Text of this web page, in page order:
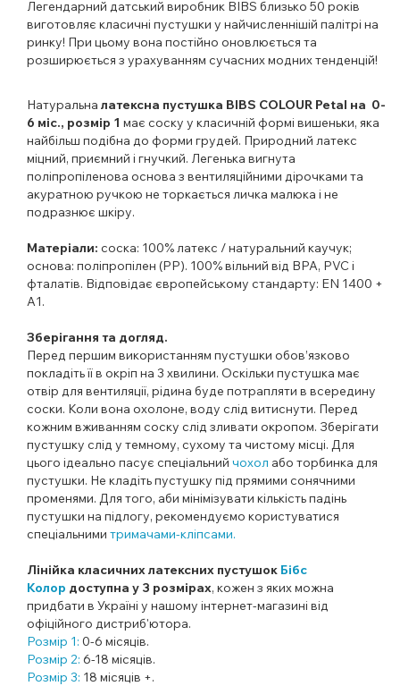
Легендарний датський виробник BIBS близько 50 років
виготовляє класичні пустушки у найчисленнішій палітрі на
ринку! При цьому вона постійно оновлюється та
розширюється з урахуванням сучасних модних тенденцій!
Натуральна латексна пустушка BIBS COLOUR Petal на 0-
6 міс., розмір 1 має соску у класичній формі вишеньки, яка
найбільш подібна до форми грудей. Природний латекс
міцний, приємний і гнучкий. Легенька вигнута
поліпропіленова основа з вентиляційними дірочками та
акуратною ручкою не торкається личка малюка і не
подразнює шкіру.
Матеріали: соска: 100% латекс / натуральний каучук;
основа: поліпропілен (PP). 100% вільний від BPA, PVC і
фталатів. Відповідає європейському стандарту: EN 1400 +
A1.
Зберігання та догляд.
Перед першим використанням пустушки обов’язково
покладіть її в окріп на 3 хвилини. Оскільки пустушка має
отвір для вентиляції, рідина буде потрапляти в всередину
соски. Коли вона охолоне, воду слід витиснути. Перед
кожним вживанням соску слід зливати окропом. Зберігати
пустушку слід у темному, сухому та чистому місці. Для
цього ідеально пасує спеціальний чохол або торбинка для
пустушки. Не кладіть пустушку під прямими сонячними
променями. Для того, аби мінімізувати кількість падінь
пустушки на підлогу, рекомендуємо користуватися
спеціальними тримачами-кліпсами.
Лінійка класичних латексних пустушок Бібс
Колор доступна у 3 розмірах, кожен з яких можна
придбати в Україні у нашому інтернет-магазині від
офіційного дистриб'ютора.
Розмір 1: 0-6 місяців.
Розмір 2: 6-18 місяців.
Розмір 3: 18 місяців +.